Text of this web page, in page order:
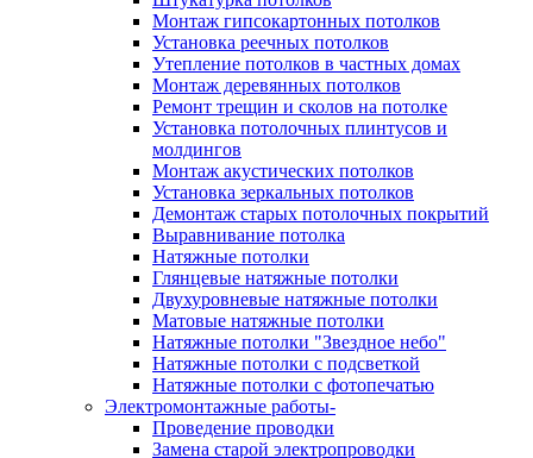
Монтаж гипсокартонных потолков
Установка реечных потолков
Утепление потолков в частных домах
Монтаж деревянных потолков
Ремонт трещин и сколов на потолке
Установка потолочных плинтусов и
молдингов
Монтаж акустических потолков
Установка зеркальных потолков
Демонтаж старых потолочных покрытий
Выравнивание потолка
Натяжные потолки
Глянцевые натяжные потолки
Двухуровневые натяжные потолки
Матовые натяжные потолки
Натяжные потолки "Звездное небо"
Натяжные потолки с подсветкой
Натяжные потолки с фотопечатью
Электромонтажные работы-
Проведение проводки
Замена старой электропроводки